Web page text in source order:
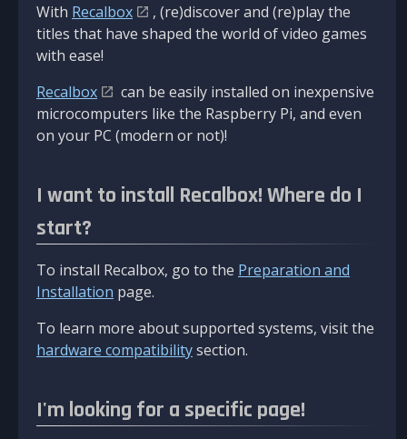
With Recalbox
, (re)discover and (re)play the
titles that have shaped the world of video games
with ease!
Recalbox
can be easily installed on inexpensive
microcomputers like the Raspberry Pi, and even
on your PC (modern or not)!
I want to install Recalbox! Where do I
start?
To install Recalbox, go to the Preparation and
Installation page.
To learn more about supported systems, visit the
hardware compatibilitysection.
I'm looking for a specific page!